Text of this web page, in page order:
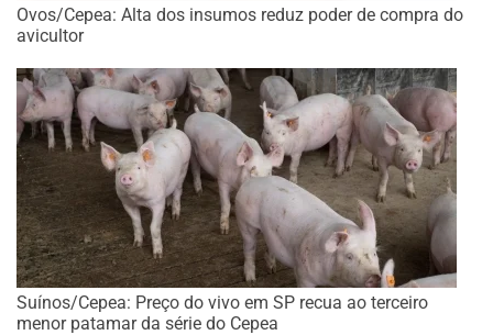
Ovos/Cepea: Alta dos insumos reduz poder de compra do
avicultor
Suínos/Cepea: Preço do vivo em SP recua ao terceiro
menor patamar da série do Cepea